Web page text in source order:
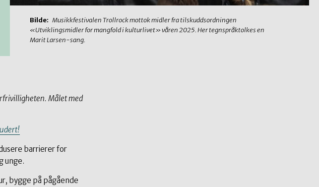
Bilde: Musikkfestivalen Trollrock mottok midler fra tilskuddsordningen
«Utviklingsmidler for mangfold i kulturlivet» våren 2025. Her tegnspråktolkes en
Marit Larsen-sang.
Målet med
barrierer for
unge.
bygge på pågående